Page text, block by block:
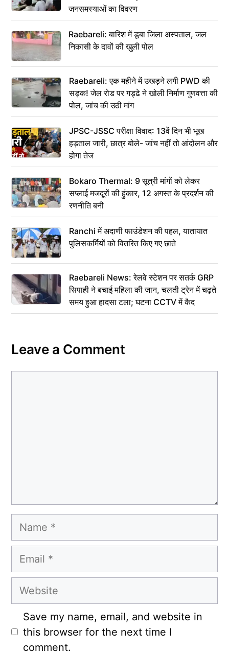
जनसमस्याओं का विवरण
Raebareli: बारिश में डूबा जिला अस्पताल, जल
निकासी के दावों की खुली पोल
Raebareli: एक महीने में उखड़ने लगी PWD की
सड़क! जेल रोड पर गड्ढे ने खोली निर्माण गुणवत्ता की
पोल, जांच की उठी मांग
JPSC-JSSC परीक्षा विवाद: 13वें दिन भी भूख
हड़ताल जारी, छात्र बोले- जांच नहीं तो आंदोलन और
होगा तेज
Bokaro Thermal: 9 सूत्री मांगों को लेकर
सप्लाई मजदूरों की हुंकार, 12 अगस्त के प्रदर्शन की
रणनीति बनी
Ranchi में अदाणी फाउंडेशन की पहल, यातायात
पुलिसकर्मियों को वितरित किए गए छाते
Raebareli News: रेलवे स्टेशन पर सतर्क GRP
सिपाही ने बचाई महिला की जान, चलती ट्रेन में चढ़ते
समय हुआ हादसा टला; घटना CCTV में कैद
Leave a Comment
Name
Email
Website
Save my name, email, and website in
this browser for the next time I
comment.